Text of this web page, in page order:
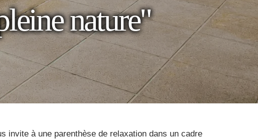
nature"
invite à une parenthèse de relaxation dans un cadre